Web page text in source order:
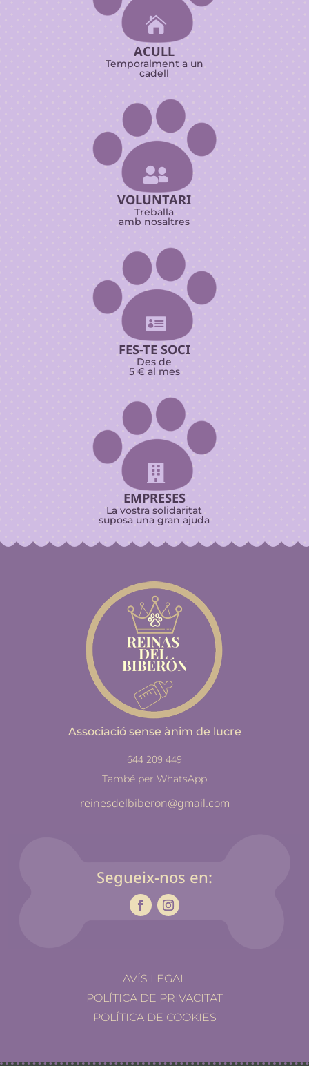

ACULL
Temporalment a un
cadell

VOLUNTARI
Treballa
amb nosaltres

FES-TE SOCI
Des de
5 € al mes

EMPRESES
La vostra solidaritat
suposa una gran ajuda
Associació sense ànim de lucre
644 209 449
També per WhatsApp
reinesdelbiberon@gmail.com
Segueix-nos en:
AVÍS LEGAL
POLÍTICA DE PRIVACITAT
POLÍTICA DE COOKIES